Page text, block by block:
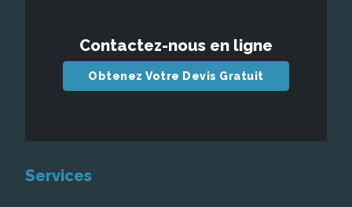
Contactez-nous en ligne
Obtenez Votre Devis Gratuit
Services